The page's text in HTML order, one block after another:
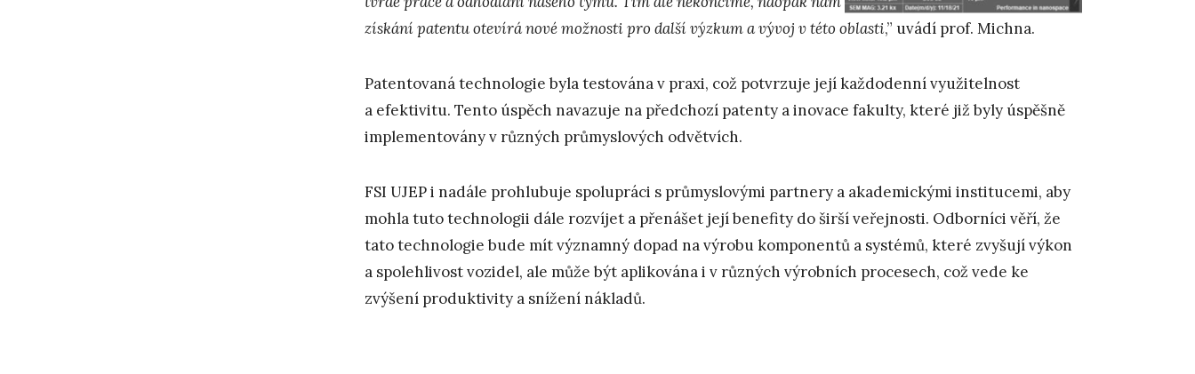
získání patentu otevírá nové možnosti pro další výzkum a vývoj v této oblasti,” uvádí prof. Michna.
Patentovaná technologie byla testována v praxi, což potvrzuje její každodenní využitelnost
a efektivitu. Tento úspěch navazuje na předchozí patenty a inovace fakulty, které již byly úspěšně
implementovány v různých průmyslových odvětvích.
FSI UJEP i nadále prohlubuje spolupráci s průmyslovými partnery a akademickými institucemi, aby
mohla tuto technologii dále rozvíjet a přenášet její benefity do širší veřejnosti. Odborníci věří, že
tato technologie bude mít významný dopad na výrobu komponentů a systémů, které zvyšují výkon
a spolehlivost vozidel, ale může být aplikována i v různých výrobních procesech, což vede ke
zvýšení produktivity a snížení nákladů.